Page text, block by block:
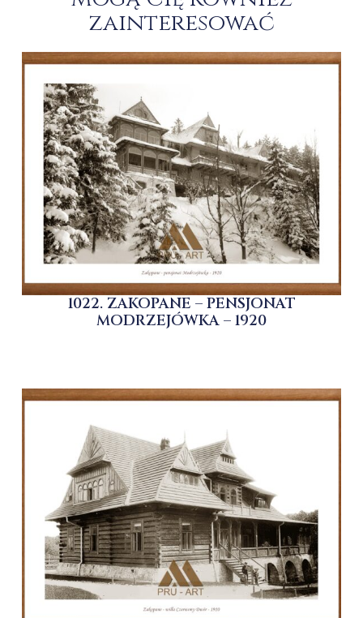
zainteresować
1022. ZAKOPANE – PENSJONAT
MODRZEJÓWKA – 1920